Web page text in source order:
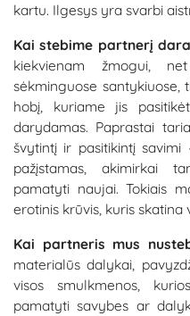
kartu. Ilgesys yra svarbi
Kai stebime partnerį
kiekvienam žmogui,
sėkminguose santykiuose,
hobį, kuriame jis
darydamas. Paprastai
švytintį ir pasitikintį
pažįstamas, akimirkai
pamatyti naujai. Tokiais
erotinis krūvis, kuris skatina
Kai partneris mus
materialūs dalykai,
visos smulkmenos,
pamatyti savybes ar